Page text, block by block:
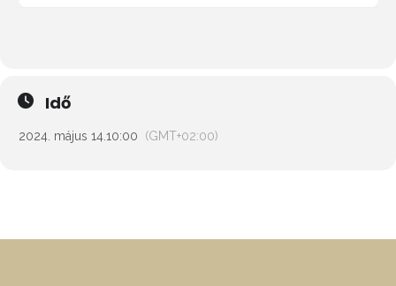
Idő
2024. május 14.10:00 (GMT+02:00)